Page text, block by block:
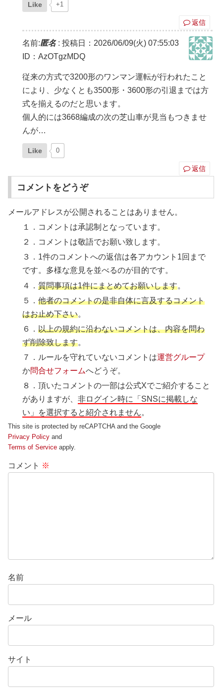
Like +1
返信
名前:匿名: 投稿日：2026/06/09(火) 07:55:03
ID：AzOTgzMDQ
従来の方式で3200形のワンマン運転が行われたこと
により、少なくとも3500形・3600形の引退までは方
式を揃えるのだと思います。
個人的には3668編成の次の芝山車が見当もつきませ
んが…
Like 0
返信
コメントをどうぞ
メールアドレスが公開されることはありません。
１．コメントは承認制となっています。
２．コメントは敬語でお願い致します。
３．1件のコメントへの返信は各アカウント1回まで
です。多様な意見を並べるのが目的です。
４．質問事項は1件にまとめてお願いします。
５．他者のコメントの是非自体に言及するコメント
はお止め下さい。
６．以上の規約に沿わないコメントは、内容を問わ
ず削除致します。
７．ルールを守れていないコメントは運営グループ
か問合せフォームへどうぞ。
８．頂いたコメントの一部は公式Xでご紹介すること
がありますが、非ログイン時に「SNSに掲載しな
い」を選択すると紹介されません。
This site is protected by reCAPTCHA and the Google
Privacy Policy and
Terms of Service apply.
コメント ※
名前
メール
サイト